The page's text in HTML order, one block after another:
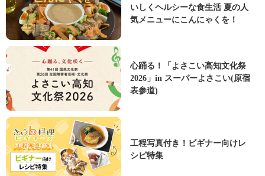
いしくヘルシーな食生活 夏の人
気メニューにこんにゃくを！
心踊る！「よさこい高知文化祭
2026」in スーパーよさこい(原宿
表参道)
工程写真付き！ビギナー向けレ
シピ特集